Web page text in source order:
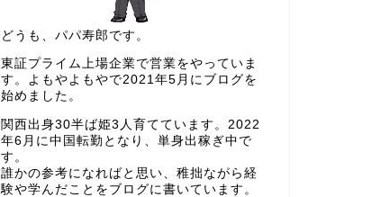
どうも、パパ寿郎です。
東証プライム上場企業で営業をやっていま
す。よもやよもやで2021年5月にブログを
始めました。
関西出身30半ば姫3人育てています。2022
年6月に中国転勤となり、単身出稼ぎ中で
す。
誰かの参考になればと思い、稚拙ながら経
験や学んだことをブログに書いています。